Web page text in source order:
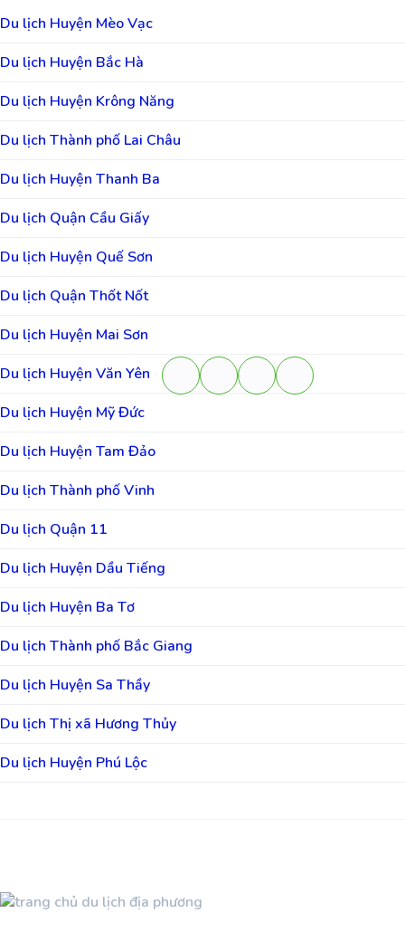
Du lịch Huyện Mèo Vạc
Du lịch Huyện Bắc Hà
Du lịch Huyện Krông Năng
Du lịch Thành phố Lai Châu
Du lịch Huyện Thanh Ba
Du lịch Quận Cầu Giấy
Du lịch Huyện Quế Sơn
Du lịch Quận Thốt Nốt
Du lịch Huyện Mai Sơn
Du lịch Huyện Văn Yên
Du lịch Huyện Mỹ Đức
Du lịch Huyện Tam Đảo
Du lịch Thành phố Vinh
Du lịch Quận 11
Du lịch Huyện Dầu Tiếng
Du lịch Huyện Ba Tơ
Du lịch Thành phố Bắc Giang
Du lịch Huyện Sa Thầy
Du lịch Thị xã Hương Thủy
Du lịch Huyện Phú Lộc